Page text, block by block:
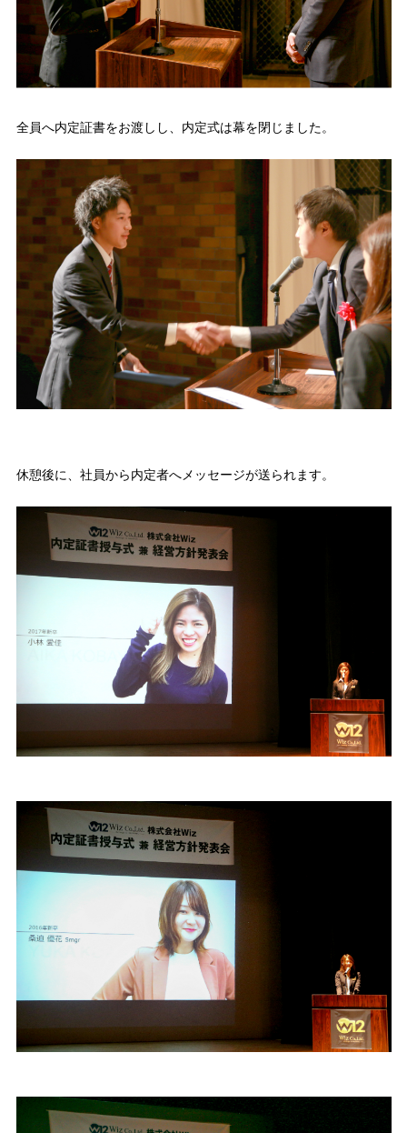
全員へ内定証書をお渡しし、内定式は幕を閉じました。
休憩後に、社員から内定者へメッセージが送られます。